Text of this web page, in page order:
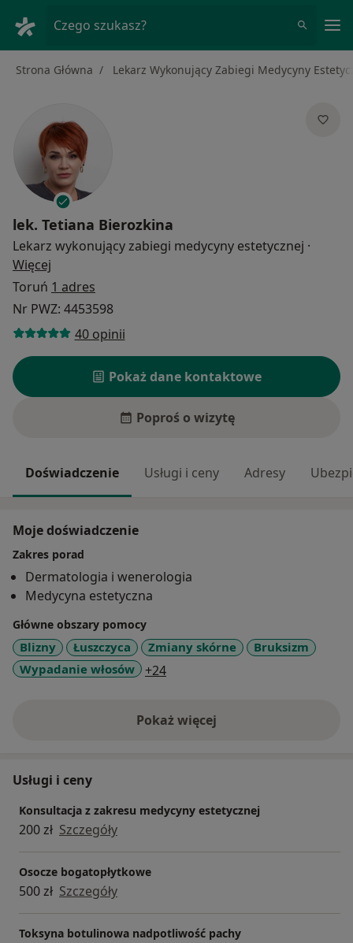
Czego szukasz?
Strona Główna Lekarz Wykonujący Zabiegi Medycyny
lek. Tetiana Bierozkina
Lekarz wykonujący zabiegi medycyny estetycznej ·
Więcej
Toruń 1 adres
Nr PWZ: 4453598
40 opinii
Pokaż dane kontaktowe
Poproś o wizytę
Doświadczenie Usługi i ceny Adresy
Moje doświadczenie
Zakres porad
Dermatologia i wenerologia
Medycyna estetyczna
Główne obszary pomocy
Blizny Łuszczyca Zmiany skórne
Bruksizm
Wypadanie włosów
+24a11y_sr_more_diseases
Pokaż więcejo doświadczeniu
Usługi i ceny
Konsultacja z zakresu medycyny estetycznej
200 zł Szczegóły
Osocze bogatopłytkowe
500 zł Szczegóły
Toksyna botulinowa nadpotliwość pachy